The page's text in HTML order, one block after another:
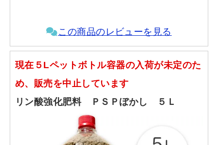
この商品のレビューを見る
現在５Lペットボトル容器の入荷が未定のた
め、販売を中止しています
リン酸強化肥料 ＰＳＰぼかし ５Ｌ